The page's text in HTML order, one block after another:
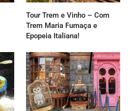
Tour Trem e Vinho – Com
Trem Maria Fumaça e
Epopeia Italiana!